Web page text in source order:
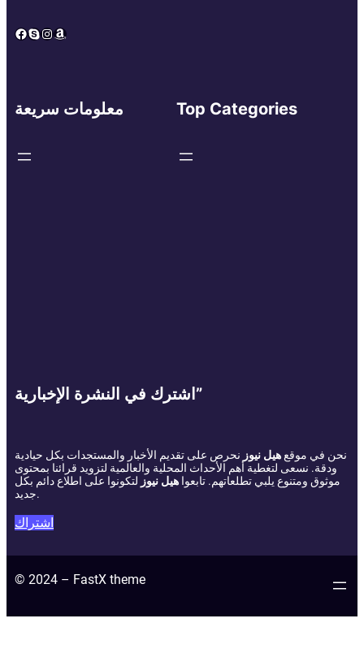
Facebook
Skype
Instagram
Amazon
معلومات سريعة Top Categories
اشترك في النشرة الإخبارية”
نحن في موقع هيل نيوز نحرص على تقديم الأخبار والمستجدات بكل حيادية
ودقة. نسعى لتغطية أهم الأحداث المحلية والعالمية لتزويد قرائنا بمحتوى
موثوق ومتنوع يلبي تطلعاتهم. تابعوا هيل نيوز لتكونوا على اطلاع دائم بكل
جديد.
اشتراك
© 2024 – FastX theme